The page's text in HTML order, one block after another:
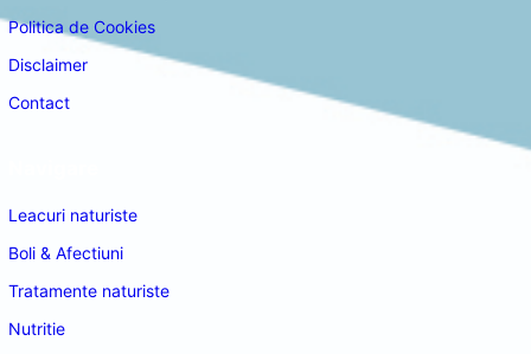
Politica de Cookies
Disclaimer
Contact
Leacuri naturiste
Boli & Afectiuni
Tratamente naturiste
Nutritie